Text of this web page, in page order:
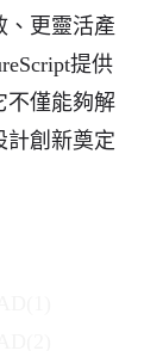
、更靈活產
提供
不僅能夠解
計創新奠定